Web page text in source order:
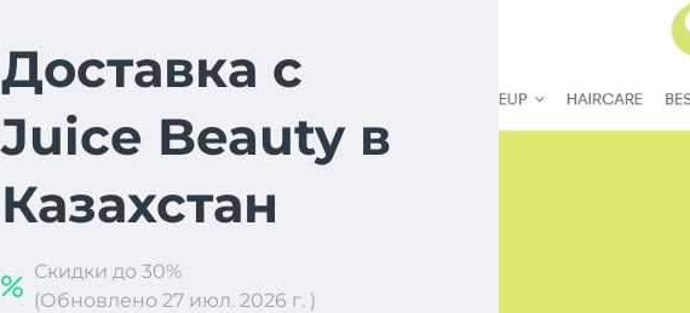
Доставка с
Juice Beauty в
Казахстан
Скидки до 30%
(Обновлено 27 июл. 2026 г. )